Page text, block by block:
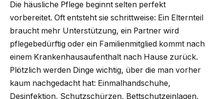
Die häusliche Pflege beginnt selten perfekt
vorbereitet. Oft entsteht sie schrittweise: Ein Elternteil
braucht mehr Unterstützung, ein Partner wird
pflegebedürftig oder ein Familienmitglied kommt nach
einem Krankenhausaufenthalt nach Hause zurück.
Plötzlich werden Dinge wichtig, über die man vorher
kaum nachgedacht hat: Einmalhandschuhe,
Desinfektion, Schutzschürzen, Bettschutzeinlagen.